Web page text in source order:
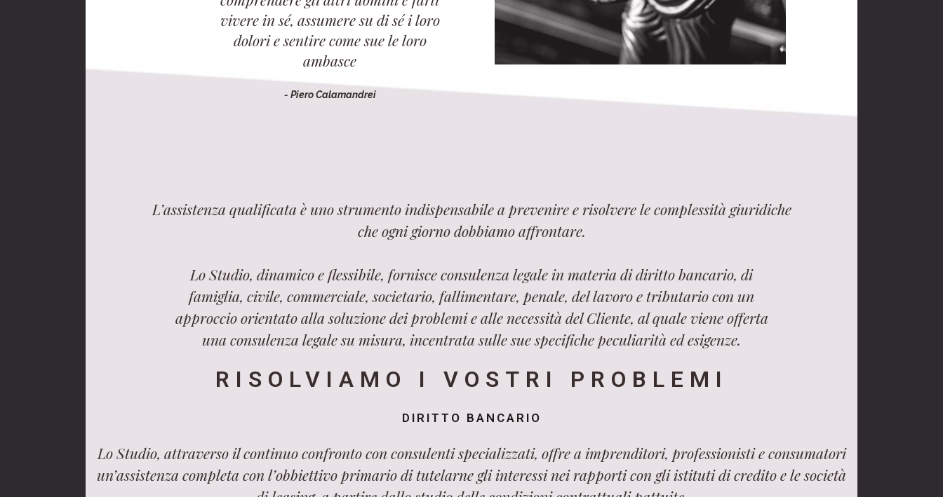
vivere in sé, assumere su di sé i loro
dolori e sentire come sue le loro
ambasce
- Piero Calamandrei
L’assistenza qualificata è uno strumento indispensabile a prevenire e risolvere le complessità giuridiche
che ogni giorno dobbiamo affrontare.
Lo Studio, dinamico e flessibile, fornisce consulenza legale in materia di diritto bancario, di
famiglia, civile, commerciale, societario, fallimentare, penale, del lavoro e tributario con un
approccio orientato alla soluzione dei problemi e alle necessità del Cliente, al quale viene offerta
una consulenza legale su misura, incentrata sulle sue specifiche peculiarità ed esigenze.
RISOLVIAMO I VOSTRI PROBLEMI
DIRITTO BANCARIO
Lo Studio, attraverso il continuo confronto con consulenti specializzati, offre a imprenditori, professionisti e consumatori
un’assistenza completa con l’obbiettivo primario di tutelarne gli interessi nei rapporti con gli istituti di credito e le società